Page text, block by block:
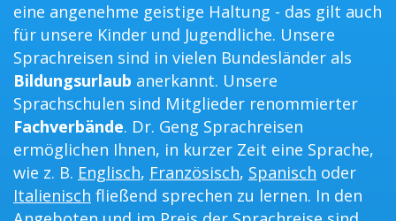
eine angenehme geistige Haltung - das gilt auch
für unsere Kinder und Jugendliche. Unsere
Sprachreisen sind in vielen Bundesländer als
Bildungsurlaub anerkannt. Unsere
Sprachschulen sind Mitglieder renommierter
Fachverbände. Dr. Geng Sprachreisen
ermöglichen Ihnen, in kurzer Zeit eine Sprache,
wie z. B. Englisch, Französisch, Spanisch oder
Italienisch fließend sprechen zu lernen. In den